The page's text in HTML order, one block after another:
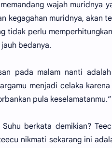
wajah muridnya
kegagahan muridnya, akan
tidak perlu
bedanya.
pada malam nanti
menjadi celaka
pula keselamatanmu.”
Suhu berkata demikian?
nikmati sekarang ini